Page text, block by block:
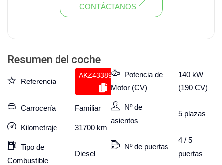
Resumen del coche
Referencia
AKZ433895234
Carrocería Familiar
Kilometraje 31700 km
Tipo de
Combustible
Diesel
Potencia de
Motor (CV)
140 kW
(190 CV)
Nº de
asientos
5 plazas
Nº de puertas
4 / 5
puertas
CONTÁCTANOS